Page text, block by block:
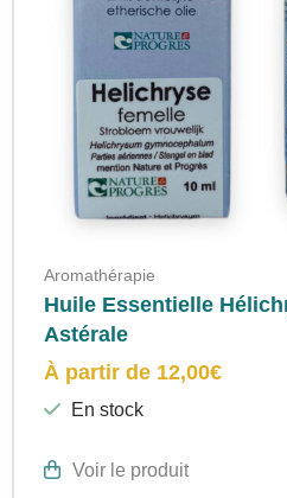
Aromathérapie
Huile Essentielle
Astérale
À partir de 12,00€
En stock
Voir le produit